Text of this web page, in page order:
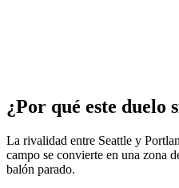
¿Por qué este duelo
La rivalidad entre Seattle y
campo se convierte en una zona
balón parado.